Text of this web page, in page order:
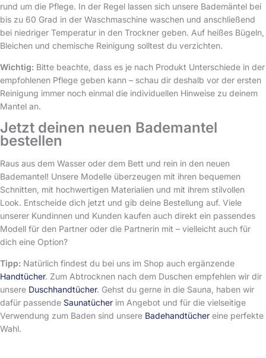
rund um die Pflege. In der Regel lassen sich unsere Bademäntel bei
bis zu 60 Grad in der Waschmaschine waschen und anschließend
bei niedriger Temperatur in den Trockner geben. Auf heißes Bügeln,
Bleichen und chemische Reinigung solltest du verzichten.
Wichtig: Bitte beachte, dass es je nach Produkt Unterschiede in der
empfohlenen Pflege geben kann – schau dir deshalb vor der ersten
Reinigung immer noch einmal die individuellen Hinweise zu deinem
Mantel an.
Jetzt deinen neuen Bademantel
bestellen
Raus aus dem Wasser oder dem Bett und rein in den neuen
Bademantel! Unsere Modelle überzeugen mit ihren bequemen
Schnitten, mit hochwertigen Materialien und mit ihrem stilvollen
Look. Entscheide dich jetzt und gib deine Bestellung auf. Viele
unserer Kundinnen und Kunden kaufen auch direkt ein passendes
Modell für den Partner oder die Partnerin mit – vielleicht auch für
dich eine Option?
Tipp: Natürlich findest du bei uns im Shop auch ergänzende
Handtücher. Zum Abtrocknen nach dem Duschen empfehlen wir dir
unsere Duschhandtücher. Gehst du gerne in die Sauna, haben wir
dafür passende Saunatücher im Angebot und für die vielseitige
Verwendung zum Baden sind unsere Badehandtücher eine perfekte
Wahl.